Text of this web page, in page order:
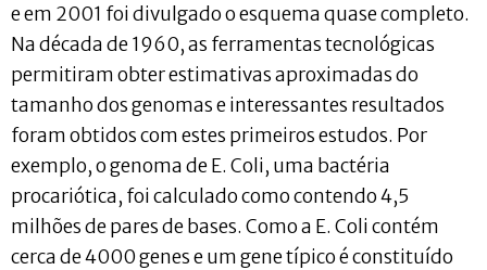
e em 2001 foi divulgado o esquema quase completo.
Na década de 1960, as ferramentas tecnológicas
permitiram obter estimativas aproximadas do
tamanho dos genomas e interessantes resultados
foram obtidos com estes primeiros estudos. Por
exemplo, o genoma de E. Coli, uma bactéria
procariótica, foi calculado como contendo 4,5
milhões de pares de bases. Como a E. Coli contém
cerca de 4000 genes e um gene típico é constituído